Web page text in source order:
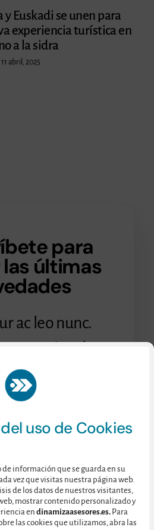
uso de Cookies
de información que se guarda en su
vez que visitas nuestra página web.
de los datos de nuestros visitantes,
mostrar contenido personalizado y
en dinamizaasesores.es. Para
las cookies que utilizamos, abra las
Euskadi se unen para
experiencia turística en
a la sidra
11 abril, 2025
para
últimas
ac leo nunc.
mauris vel ante
maximus.